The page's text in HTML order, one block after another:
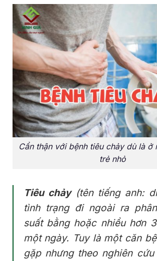
Cẩn thận với bệnh tiêu chảy dù là ở
trẻ nhỏ
Tiêu chảy(tên tiếng anh:
tình trạng đi ngoài ra
suất bằng hoặc nhiều hơn
một ngày. Tuy là một căn
gặp nhưng theo nghiên